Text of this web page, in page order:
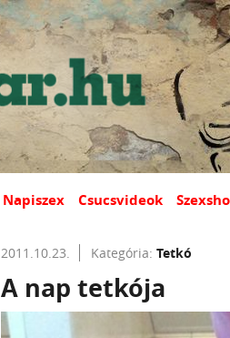
Napiszex Csucsvideok
2011.10.23. Kategória: Tetkó
A nap tetkója